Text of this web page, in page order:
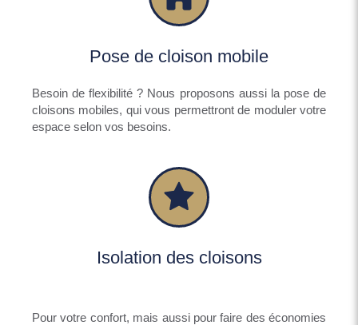
Pose de cloison mobile
Besoin de flexibilité ? Nous proposons aussi la pose de
cloisons mobiles, qui vous permettront de moduler votre
espace selon vos besoins.
Isolation des cloisons
Pour votre confort, mais aussi pour faire des économies